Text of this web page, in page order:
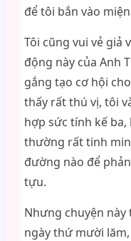
để tôi bắn vào
Tôi cũng vui vẻ giả
động này của Anh
gắng tạo cơ hội
thấy rất thú vị, tôi
hợp sức tính kế
thường rất tinh
đường nào để
tựu.
Nhưng chuyện
ngày thứ mười